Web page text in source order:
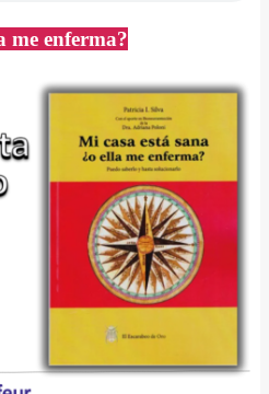
me enferma?